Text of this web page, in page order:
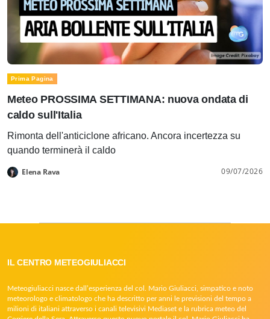
Prima Pagina
Meteo PROSSIMA SETTIMANA: nuova ondata di
caldo sull'Italia
Rimonta dell'anticiclone africano. Ancora incertezza su
quando terminerà il caldo
Elena Rava 09/07/2026
IL CENTRO METEOGIULIACCI
Meteogiuliacci nasce dall’esperienza del col. Mario Giuliacci, simpatico e noto
meteorologo e climatologo che ha descritto per anni le previsioni del tempo a
milioni di italiani attraverso i canali televisivi Mediaset e la rubrica meteo del